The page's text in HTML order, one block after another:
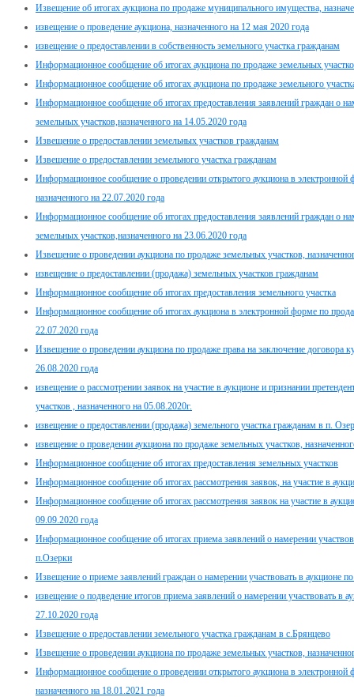
Извещение об итогах аукциона по продаже муниципального имущества,
извещение о проведение аукциона, назначенного на 12 мая 2020 года
извещение о предоставлении в собственность земельного участка гражданам
Информационное сообщение об итогах аукциона по продаже земельных
Информационное сообщение об итогах аукциона по продаже земельного
Информационное сообщение об итогах предоставления заявлений граждан о
земельных участков,назначенного на 14.05.2020 года
Извещение о предоставлении земельных участков гражданам
Извещение о предоставлении земельного участка гражданам
Информационное сообщение о проведении открытого аукциона в
назначенного на 22.07.2020 года
Информационное сообщение об итогах предоставления заявлений граждан о
земельных участков,назначенного на 23.06.2020 года
Извещение о проведении аукциона по продаже земельных участков,
извещение о предоставлении (продажа) земельных участков гражданам
Информационное сообщение об итогах предоставления земельного участка
Информационное сообщение об итогах аукциона в электронной форме по
22.07.2020 года
Извещение о проведении аукциона по продаже права на заключение договора
26.08.2020 года
извещение о рассмотрении заявок на участие в аукционе и признании
участков , назначенного на 05.08.2020г.
извещение о предоставлении (продажа) земельного участка гражданам в п.
извещение о проведении аукциона по продаже земельных участков,
Информационное сообщение об итогах предоставления земельных участков
Информационное сообщение об итогах рассмотрения заявок, на участие в
Информационное сообщение об итогах рассмотрения заявок на участие в
09.09.2020 года
Информационное сообщение об итогах приема заявлений о намерении
п.Озерки
Извещение о приеме заявлений граждан о намерении участвовать в аукционе
извещение о подведение итогов приема заявлений о намерении участвовать в
27.10.2020 года
Извещение о предоставлении земельного участка гражданам в с.Брянцево
Извещение о проведении аукциона по продаже земельных участков,
Информационное сообщение о проведении открытого аукциона в
назначенного на 18.01.2021 года